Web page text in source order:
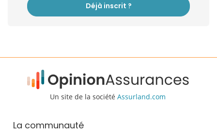
Déjà inscrit ?
Un site de la société Assurland.com
La communauté